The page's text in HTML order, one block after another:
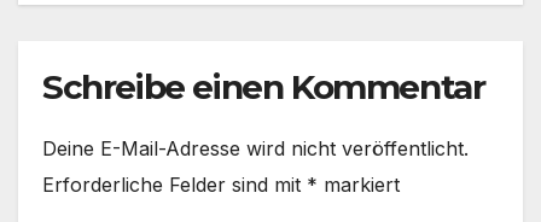
Schreibe einen Kommentar
Deine E-Mail-Adresse wird nicht veröffentlicht.
Erforderliche Felder sind mit * markiert